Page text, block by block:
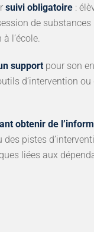
suivi obligatoire :
de
l’école.
support pour son
d’intervention ou
obtenir de
pistes
liées aux